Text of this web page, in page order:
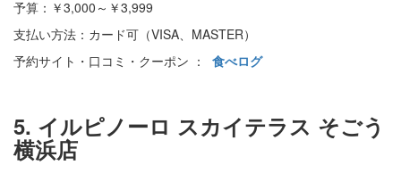
予算：￥3,000～￥3,999
支払い方法：カード可（VISA、MASTER）
予約サイト・口コミ・クーポン ： 食べログ
5. イルピノーロ スカイテラス そごう
横浜店